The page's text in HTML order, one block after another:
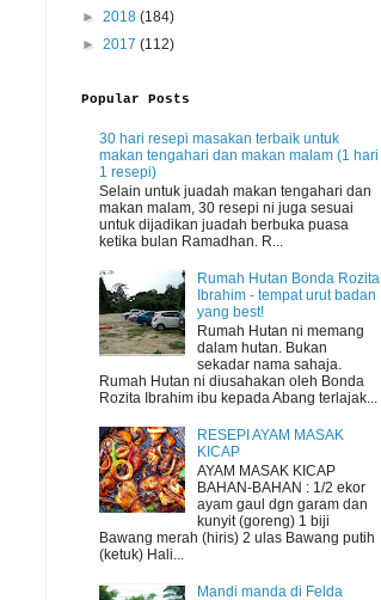
► 2018 (184)
► 2017 (112)
Popular Posts
30 hari resepi masakan terbaik untuk
makan tengahari dan makan malam (1 hari
1 resepi)
Selain untuk juadah makan tengahari dan
makan malam, 30 resepi ni juga sesuai
untuk dijadikan juadah berbuka puasa
ketika bulan Ramadhan. R...
Rumah Hutan Bonda Rozita
Ibrahim - tempat urut badan
yang best!
Rumah Hutan ni memang
dalam hutan. Bukan
sekadar nama sahaja.
Rumah Hutan ni diusahakan oleh Bonda
Rozita Ibrahim ibu kepada Abang terlajak...
RESEPI AYAM MASAK
KICAP
AYAM MASAK KICAP
BAHAN-BAHAN : 1/2 ekor
ayam gaul dgn garam dan
kunyit (goreng) 1 biji
Bawang merah (hiris) 2 ulas Bawang putih
(ketuk) Hali...
Mandi manda di Felda